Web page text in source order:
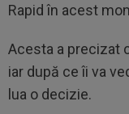
Rapid în acest
Acesta a precizat
iar după ce îi va
lua o decizie.